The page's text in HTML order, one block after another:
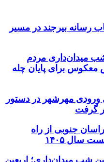
رسانه بیرجند در مسیر
میدان‌داری مردم
برای پایان چله
مهرشهر در دستور
گرفت
خراسان جنوبی از راه
سال ۱۴۰۵
جنوبی در ۱۵۷مین شب میدان‌داری؛ اربعین